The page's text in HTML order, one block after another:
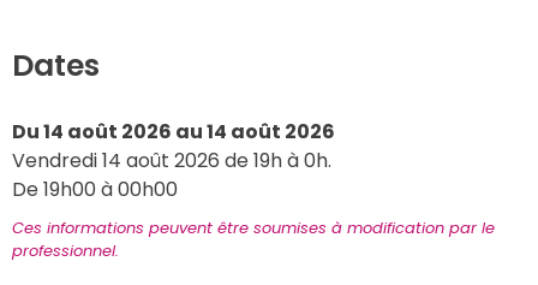
Dates
Du 14 août 2026 au 14 août 2026
Vendredi 14 août 2026 de 19h à 0h.
De 19h00 à 00h00
Ces informations peuvent être soumises à modification par le
professionnel.